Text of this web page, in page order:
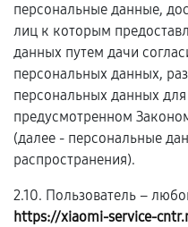
персональные данные,
лиц к которым
данных путем дачи
персональных данных,
персональных данных
предусмотренном
(далее - персональные
распространения).
2.10. Пользователь –
https://xiaomi-service-